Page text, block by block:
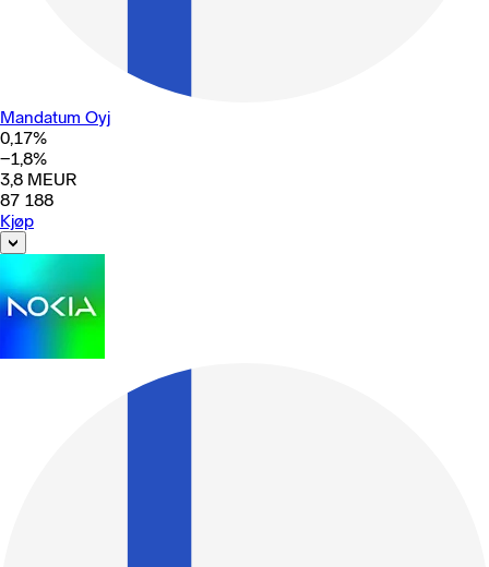
Mandatum Oyj
0,17%
−1,8%
3,8 MEUR
87 188
Kjøp